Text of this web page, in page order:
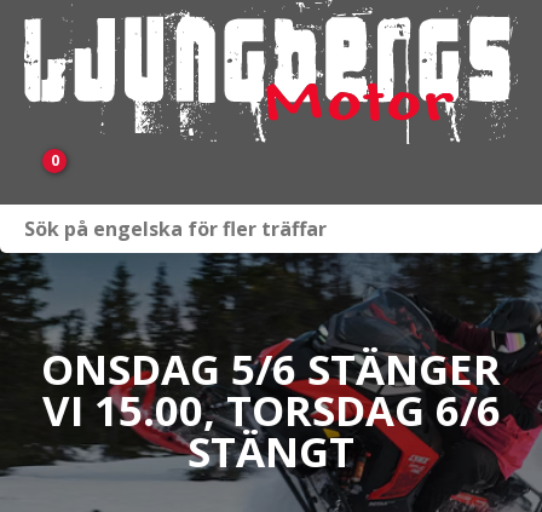
0
Fordon i lager
Verkstad
KAMPANJ
BRP
ONSDAG 5/6 STÄNGER
VI 15.00, TORSDAG 6/6
STÄNGT